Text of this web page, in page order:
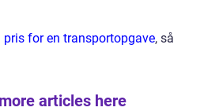
pris for en transportopgave, så
articles here